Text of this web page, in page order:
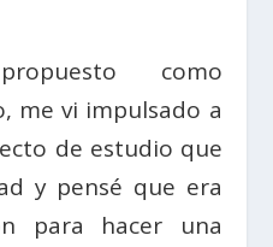
como
me vi impulsado a
de estudio que
y pensé que era
para hacer una